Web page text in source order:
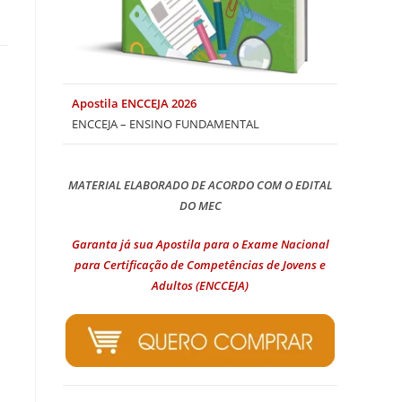
Apostila ENCCEJA 2026
ENCCEJA – ENSINO FUNDAMENTAL
MATERIAL ELABORADO DE ACORDO COM O EDITAL
DO MEC
Garanta já sua Apostila para o Exame Nacional
para Certificação de Competências de Jovens e
Adultos (ENCCEJA)